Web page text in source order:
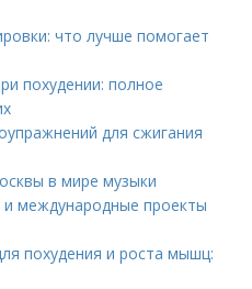
что лучше помогает
похудении: полное
для сжигания
в мире музыки
международные проекты
похудения и роста мышц: